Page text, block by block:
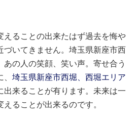
えることの出来たはず過去を悔や
づいてきません。埼玉県新座市西
あの人の笑顔、笑い声。寄せ合う
、埼玉県新座市西堀、西堀エリア
出来ることが有ります。未来は一
ることが出来るのです。